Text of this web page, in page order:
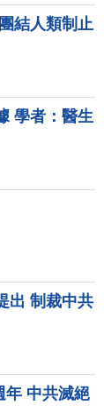
結人類制止
學者：醫生
出 制裁中共
年 中共滅絕